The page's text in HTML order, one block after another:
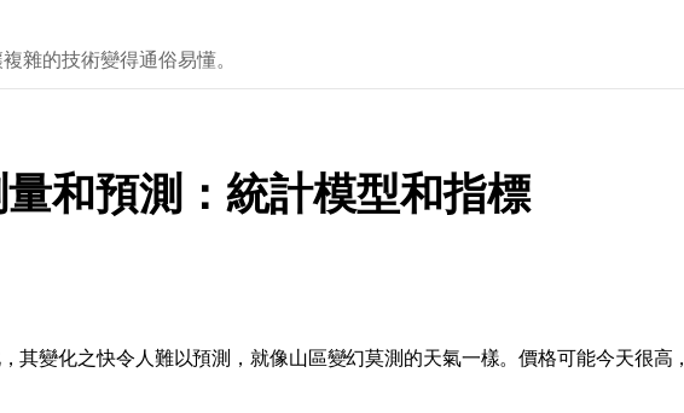
雜的技術變得通俗易懂。
和預測：統計模型和指標
其變化之快令人難以預測，就像山區變幻莫測的天氣一樣。價格可能今天很高，